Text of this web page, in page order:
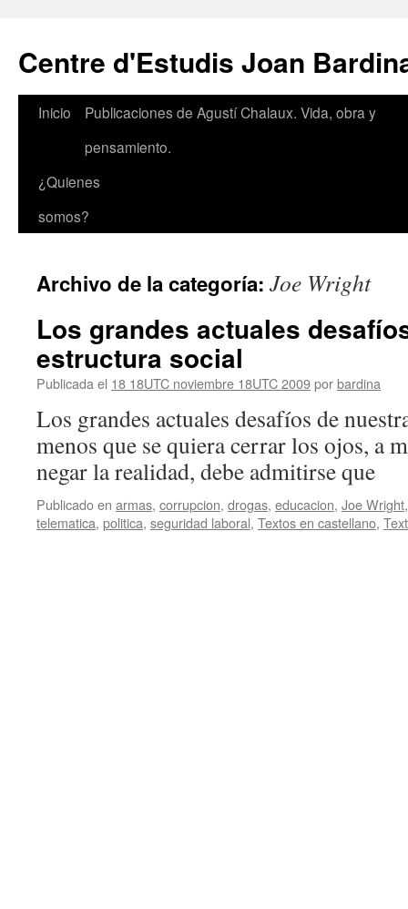
contenido
Centre d'Estudis Joan
Inicio
Publicaciones de Agustí Chalaux. Vida, obra y
pensamiento.
¿Quienes
somos?
Archivo de la categoría: Joe Wright
Los grandes actuales
estructura social
Publicada el 18 18UTC noviembre 18UTC 2009porbardina
Los grandes actuales desafíos de
menos que se quiera cerrar los ojos, a
negar la realidad, debe admitirse que
Publicado en armas, corrupcion, drogas, educacion, Joe Wright
telematica, politica, seguridad laboral, Textos en castellano,